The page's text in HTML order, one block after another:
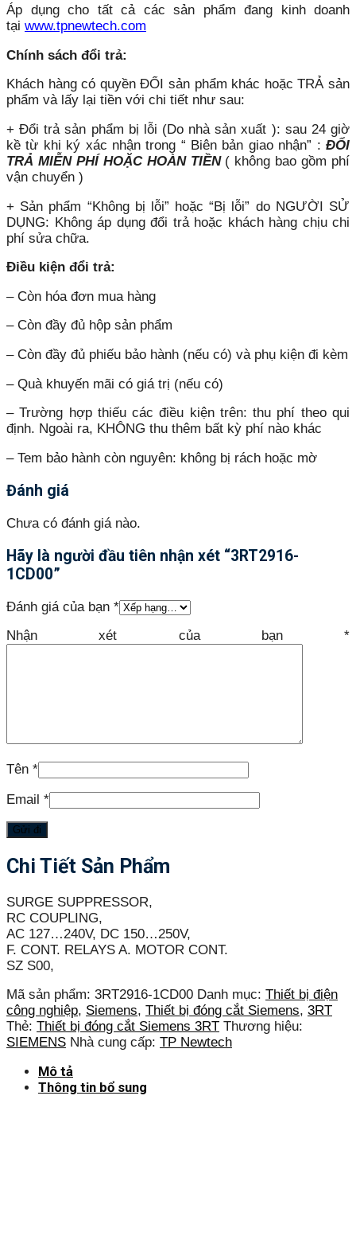
Áp dụng cho tất cả các sản phẩm đang kinh doanh
tại www.tpnewtech.com
Chính sách đổi trả:
Khách hàng có quyền ĐỔI sản phẩm khác hoặc TRẢ sản
phẩm và lấy lại tiền với chi tiết như sau:
+ Đổi trả sản phẩm bị lỗi (Do nhà sản xuất ): sau 24 giờ
kề từ khi ký xác nhận trong “ Biên bản giao nhận” : ĐỔI
TRẢ MIỄN PHÍ HOẶC HOÀN TIỀN( không bao gồm phí
vận chuyển )
+ Sản phẩm “Không bị lỗi” hoặc “Bị lỗi” do NGƯỜI SỬ
DỤNG: Không áp dụng đổi trả hoặc khách hàng chịu chi
phí sửa chữa.
Điều kiện đổi trả:
– Còn hóa đơn mua hàng
– Còn đầy đủ hộp sản phẩm
– Còn đầy đủ phiếu bảo hành (nếu có) và phụ kiện đi kèm
– Quà khuyến mãi có giá trị (nếu có)
– Trường hợp thiếu các điều kiện trên: thu phí theo qui
định. Ngoài ra, KHÔNG thu thêm bất kỳ phí nào khác
– Tem bảo hành còn nguyên: không bị rách hoặc mờ
Đánh giá
Chưa có đánh giá nào.
Hãy là người đầu tiên nhận xét “3RT2916-
1CD00”
Đánh giá của bạn *
Nhận xét của bạn *
Tên *
Email *
Chi Tiết Sản Phẩm
SURGE SUPPRESSOR,
RC COUPLING,
AC 127…240V, DC 150…250V,
F. CONT. RELAYS A. MOTOR CONT.
SZ S00,
Mã sản phẩm: 3RT2916-1CD00 Danh mục: Thiết bị điện
công nghiệp, Siemens, Thiết bị đóng cắt Siemens, 3RT
Thẻ: Thiết bị đóng cắt Siemens 3RT Thương hiệu:
SIEMENS Nhà cung cấp: TP Newtech
Mô tả
Thông tin bổ sung